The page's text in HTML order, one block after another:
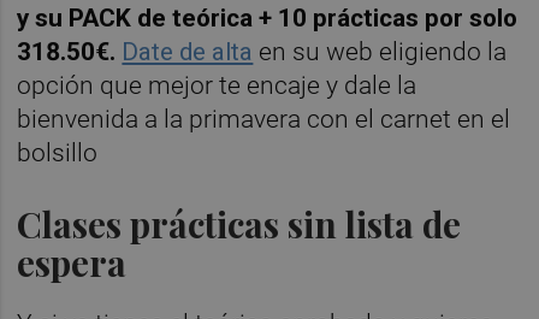
y su PACK de teórica + 10 prácticas por solo
318.50€. Date de alta en su web eligiendo la
opción que mejor te encaje y dale la
bienvenida a la primavera con el carnet en el
bolsillo
Clases prácticas sin lista de
espera